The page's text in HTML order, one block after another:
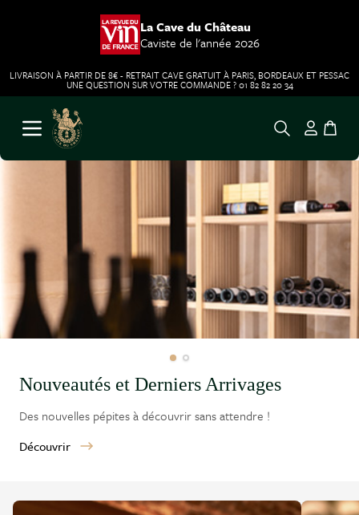
La Cave du Château
Caviste de l'année 2026
LIVRAISON À PARTIR DE 8€ - RETRAIT CAVE GRATUIT À PARIS, BORDEAUX ET PESSAC
UNE QUESTION SUR VOTRE COMMANDE ? 01 82 82 20 34
Aller au contenu
Ouvrir le menu
Nouveautés et Derniers Arrivages
Des nouvelles pépites à découvrir sans attendre !
Découvrir